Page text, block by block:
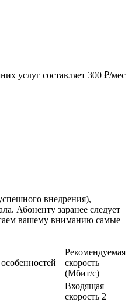
услуг составляет 300 ₽/мес
внедрения),
Абоненту заранее следует
вашему вниманию самые
Рекомендуемая
скорость
(Мбит/с)
Входящая
скорость 2